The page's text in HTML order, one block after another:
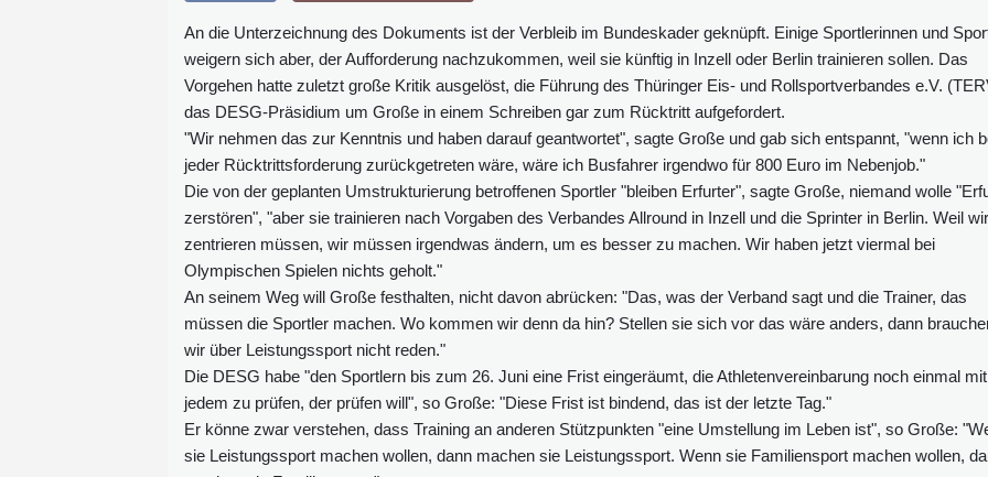
An die Unterzeichnung des Dokuments ist der Verbleib im Bundeskader geknüpft. Einige Sportlerinnen und
weigern sich aber, der Aufforderung nachzukommen, weil sie künftig in Inzell oder Berlin trainieren sollen. Das
Vorgehen hatte zuletzt große Kritik ausgelöst, die Führung des Thüringer Eis- und Rollsportverbandes e.V.
das DESG-Präsidium um Große in einem Schreiben gar zum Rücktritt aufgefordert.
"Wir nehmen das zur Kenntnis und haben darauf geantwortet", sagte Große und gab sich entspannt, "wenn ich
jeder Rücktrittsforderung zurückgetreten wäre, wäre ich Busfahrer irgendwo für 800 Euro im Nebenjob."
Die von der geplanten Umstrukturierung betroffenen Sportler "bleiben Erfurter", sagte Große, niemand wolle
zerstören", "aber sie trainieren nach Vorgaben des Verbandes Allround in Inzell und die Sprinter in Berlin. Weil wir
zentrieren müssen, wir müssen irgendwas ändern, um es besser zu machen. Wir haben jetzt viermal bei
Olympischen Spielen nichts geholt."
An seinem Weg will Große festhalten, nicht davon abrücken: "Das, was der Verband sagt und die Trainer, das
müssen die Sportler machen. Wo kommen wir denn da hin? Stellen sie sich vor das wäre anders, dann
wir über Leistungssport nicht reden."
Die DESG habe "den Sportlern bis zum 26. Juni eine Frist eingeräumt, die Athletenvereinbarung noch einmal mit
jedem zu prüfen, der prüfen will", so Große: "Diese Frist ist bindend, das ist der letzte Tag."
Er könne zwar verstehen, dass Training an anderen Stützpunkten "eine Umstellung im Leben ist", so Große:
sie Leistungssport machen wollen, dann machen sie Leistungssport. Wenn sie Familiensport machen wollen,